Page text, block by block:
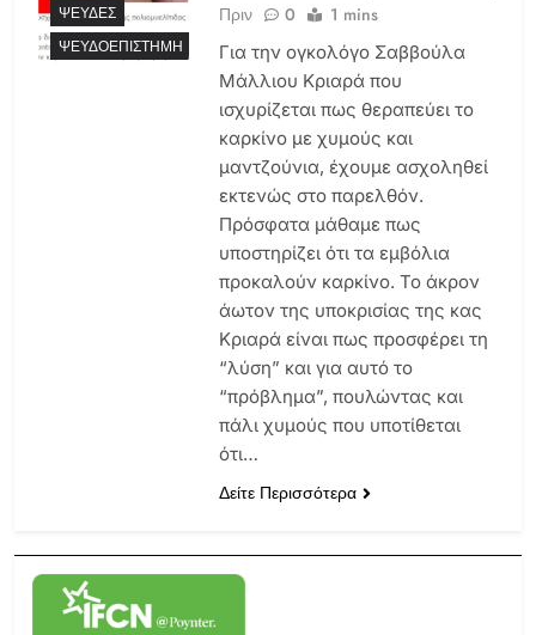
ΨΕΥΔΈΣ
ΨΕΥΔΟΕΠΙΣΤΉΜΗ
Πριν
0 1 mins
Για την ογκολόγο Σαββούλα
Μάλλιου Κριαρά που
ισχυρίζεται πως θεραπεύει το
καρκίνο με χυμούς και
μαντζούνια, έχουμε ασχοληθεί
εκτενώς στο παρελθόν.
Πρόσφατα μάθαμε πως
υποστηρίζει ότι τα εμβόλια
προκαλούν καρκίνο. Το άκρον
άωτον της υποκρισίας της κας
Κριαρά είναι πως προσφέρει τη
“λύση” και για αυτό το
“πρόβλημα”, πουλώντας και
πάλι χυμούς που υποτίθεται
ότι…
Δείτε Περισσότερα